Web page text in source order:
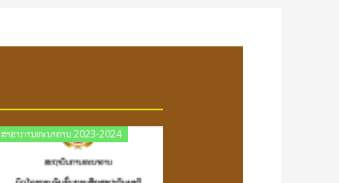
ສາຂາການທະນາຄານ 2023-2024
Posted
on